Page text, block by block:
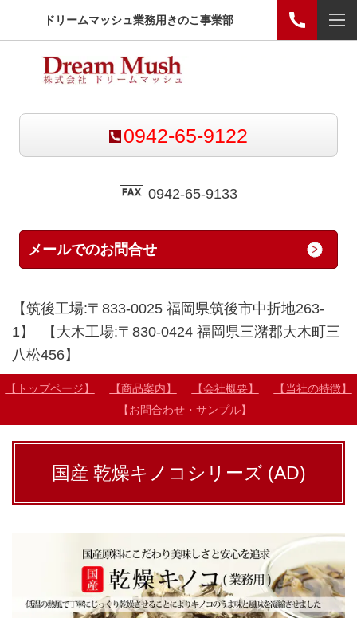
ドリームマッシュ業務用きのこ事業部
0942-65-9122
0942-65-9133
メールでのお問合せ
【筑後工場:〒833-0025 福岡県筑後市中折地263-
1】 【大木工場:〒830-0424 福岡県三潴郡大木町三
八松456】
【トップページ】 【商品案内】 【会社概要】
【当社の特徴】
【お問合わせ・サンプル】
国産 乾燥キノコシリーズ (AD)